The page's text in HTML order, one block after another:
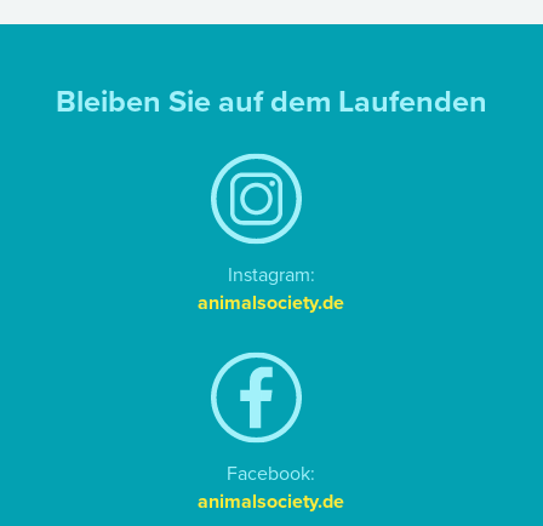
Bleiben Sie auf dem Laufenden
Instagram:
animalsociety.de
Facebook:
animalsociety.de